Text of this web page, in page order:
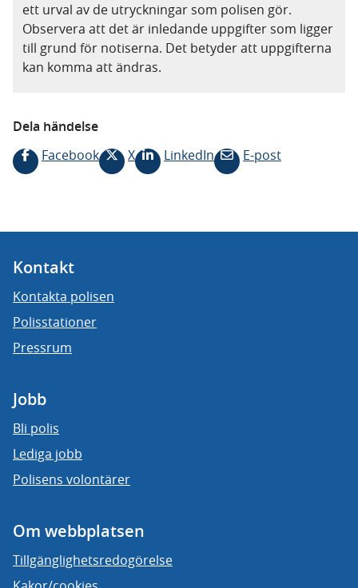
ett urval av de utryckningar som polisen gör.
Observera att det är inledande uppgifter som ligger
till grund för notiserna. Det betyder att uppgifterna
kan komma att ändras.
Dela händelse
Facebook
X LinkedIn E-post
Kontakt
Kontakta polisen
Polisstationer
Pressrum
Jobb
Bli polis
Lediga jobb
Polisens volontärer
Om webbplatsen
Tillgänglighetsredogörelse